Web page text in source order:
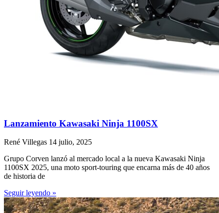
Lanzamiento Kawasaki Ninja 1100SX
René Villegas 14 julio, 2025
Grupo Corven lanzó al mercado local a la nueva Kawasaki Ninja
1100SX 2025, una moto sport-touring que encarna más de 40 años
de historia de
Seguir leyendo »